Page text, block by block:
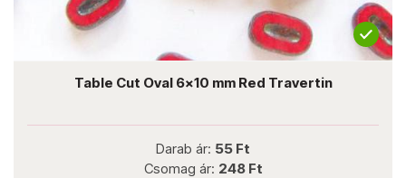
Table Cut Oval 6x10 mm Red Travertin
Darab ár: 55 Ft
Csomag ár: 248 Ft